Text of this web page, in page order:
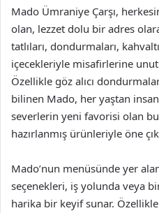
Mado Ümraniye Çarşı,
olan, lezzet dolu bir adres
tatlıları, dondurmaları,
içecekleriyle misafirlerine
Özellikle göz alıcı
bilinen Mado, her yaştan
severlerin yeni favorisi olan
hazırlanmış ürünleriyle öne
Mado’nun menüsünde yer
seçenekleri, iş yolunda veya
harika bir keyif sunar.